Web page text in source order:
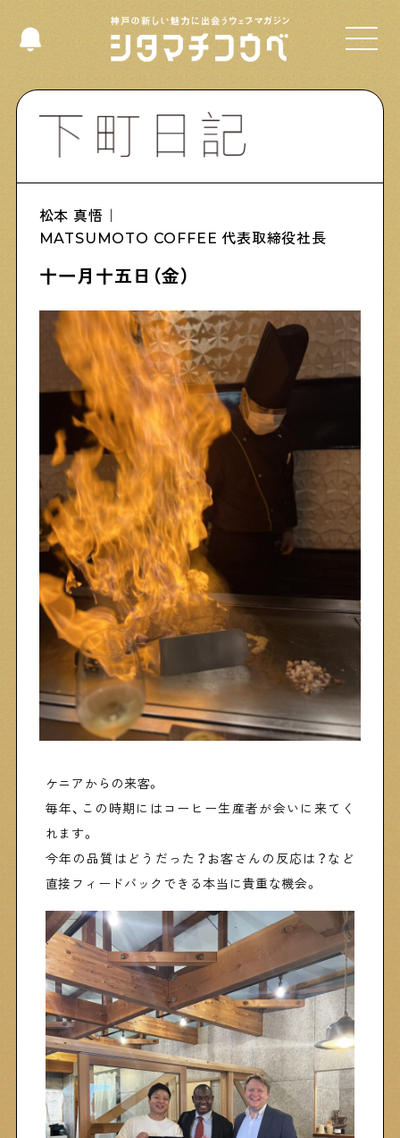
Select Language ▼
今夜、下町で
下町の飲み歩き日記です
下町くらし不動産
物件情報やリノベーション事例を紹介します
下町日記
下町に暮らす人たちに日記を書いてもらいました
下町の店≒家
下町ならではの家みたいな店を紹介する記事です
ぶらり、下町
下町の特集記事です
Shitamachi Chemistry
下町の「あの人」×「あの人」の科学反応を楽しむ企
シタマチコウベについて
下町マップ
下町カレンダー
下町START UP
週刊下町日和
Stay Home
下町寫眞
松本 真悟｜
MATSUMOTO COFFEE 代表取締役社長
十一月十五日（金）
ケニアからの来客。
毎年、この時期にはコーヒー生産者が会いに来てく
れます。
今年の品質はどうだった？お客さんの反応は？など
直接フィードバックできる本当に貴重な機会。